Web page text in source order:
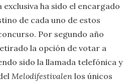
ha sido el encargado
de cada uno de estos
Por segundo año
la opción de votar a
sido la llamada telefónica y
Melodifestivalen los únicos